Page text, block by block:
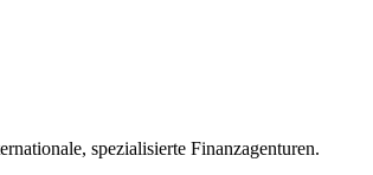
spezialisierte Finanzagenturen.